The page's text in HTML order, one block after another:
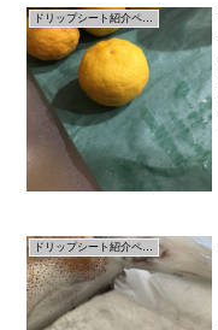
ドリップシート紹介ページ